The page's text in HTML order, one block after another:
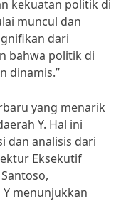
kekuatan politik di
muncul dan
dari
bahwa politik di
dinamis.”
yang menarik
Y. Hal ini
dan analisis dari
Eksekutif
Y menunjukkan